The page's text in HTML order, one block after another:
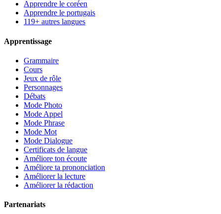
Apprendre le coréen
Apprendre le portugais
119+ autres langues
Apprentissage
Grammaire
Cours
Jeux de rôle
Personnages
Débats
Mode Photo
Mode Appel
Mode Phrase
Mode Mot
Mode Dialogue
Certificats de langue
Améliore ton écoute
Améliore ta prononciation
Améliorer la lecture
Améliorer la rédaction
Partenariats